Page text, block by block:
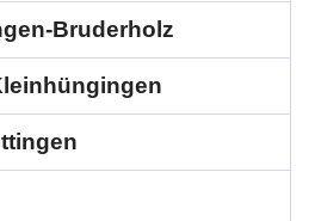
Bruderholz